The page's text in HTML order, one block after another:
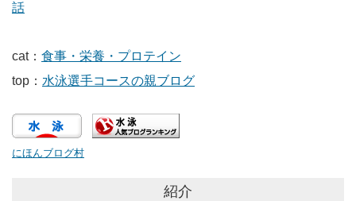
話
cat： 食事・栄養・プロテイン
top： 水泳選手コースの親ブログ
にほんブログ村
紹介